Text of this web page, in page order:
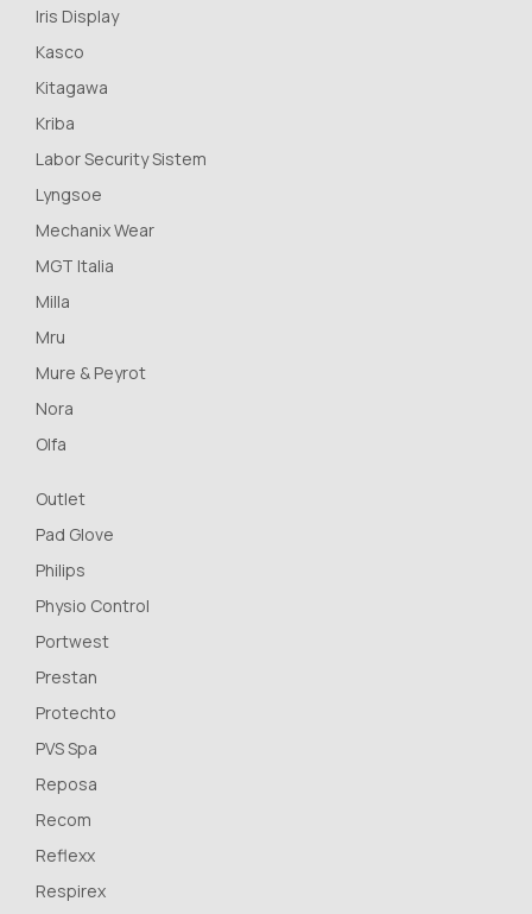
Iris Display
Kasco
Kitagawa
Kriba
Labor Security Sistem
Lyngsoe
Mechanix Wear
MGT Italia
Milla
Mru
Mure & Peyrot
Nora
Olfa
Outlet
Pad Glove
Philips
Physio Control
Portwest
Prestan
Protechto
PVS Spa
Reposa
Recom
Reflexx
Respirex